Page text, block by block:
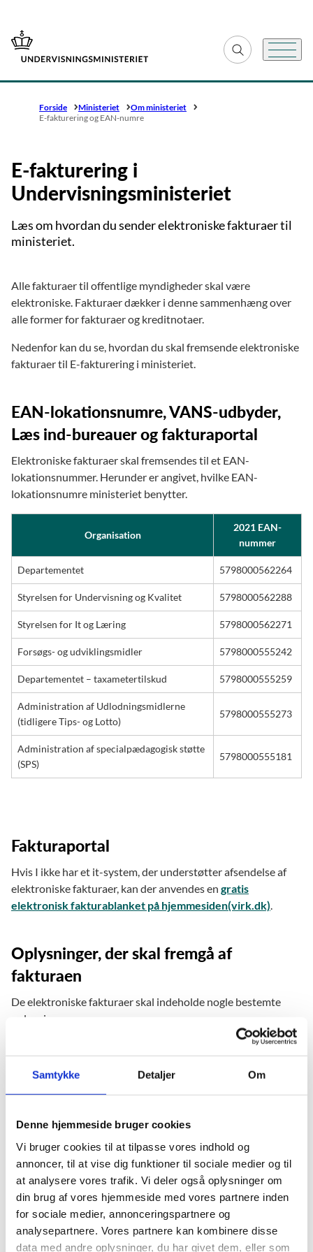
Samtykke Detaljer Om
Denne hjemmeside bruger cookies
Vi bruger cookies til at tilpasse vores indhold og
annoncer, til at vise dig funktioner til sociale medier og til
at analysere vores trafik. Vi deler også oplysninger om
din brug af vores hjemmeside med vores partnere inden
for sociale medier, annonceringspartnere og
analysepartnere. Vores partnere kan kombinere disse
data med andre oplysninger, du har givet dem, eller som
Gå til forsiden Fold søgefelt ud
Menu
Forside Ministeriet
Om ministeriet
E-fakturering og EAN-numre
E-fakturering i
Undervisningsministeriet
Læs om hvordan du sender elektroniske fakturaer til
ministeriet.
Alle fakturaer til offentlige myndigheder skal være
elektroniske. Fakturaer dækker i denne sammenhæng over
alle former for fakturaer og kreditnotaer.
Nedenfor kan du se, hvordan du skal fremsende elektroniske
fakturaer til E-fakturering i ministeriet.
EAN-lokationsnumre, VANS-udbyder,
Læs ind-bureauer og fakturaportal
Elektroniske fakturaer skal fremsendes til et EAN-
lokationsnummer. Herunder er angivet, hvilke EAN-
lokationsnumre ministeriet benytter.
Organisation
2021 EAN-
nummer
Departementet 5798000562264
Styrelsen for Undervisning og Kvalitet 5798000562288
Styrelsen for It og Læring 5798000562271
Forsøgs- og udviklingsmidler 5798000555242
Departementet – taxametertilskud 5798000555259
Administration af Udlodningsmidlerne
(tidligere Tips- og Lotto)
5798000555273
Administration af specialpædagogisk støtte
(SPS)
5798000555181
Fakturaportal
Hvis I ikke har et it-system, der understøtter afsendelse af
elektroniske fakturaer, kan der anvendes en gratis
elektronisk fakturablanket på hjemmesiden(virk.dk)
Oplysninger, der skal fremgå af
fakturaen
De elektroniske fakturaer skal indeholde nogle bestemte
oplysninger:
Eventuel kontostreng til brug for ministeriets interne
kontering (kan påføres faktura, hvis oplyst af
Du bedes være opmærksom på, at ordreafgiveren i
ministeriet senest ved afgivelsen af sin bestilling – som
minimum - skal oplyse om punkt 1 og 2.
Eventuelle serviceoplysninger (adresseændringer osv.) kan
ikke meddeles via en faktura, men bedes sendt til e-
mailadressenuvm-regnskab@uvm.dk